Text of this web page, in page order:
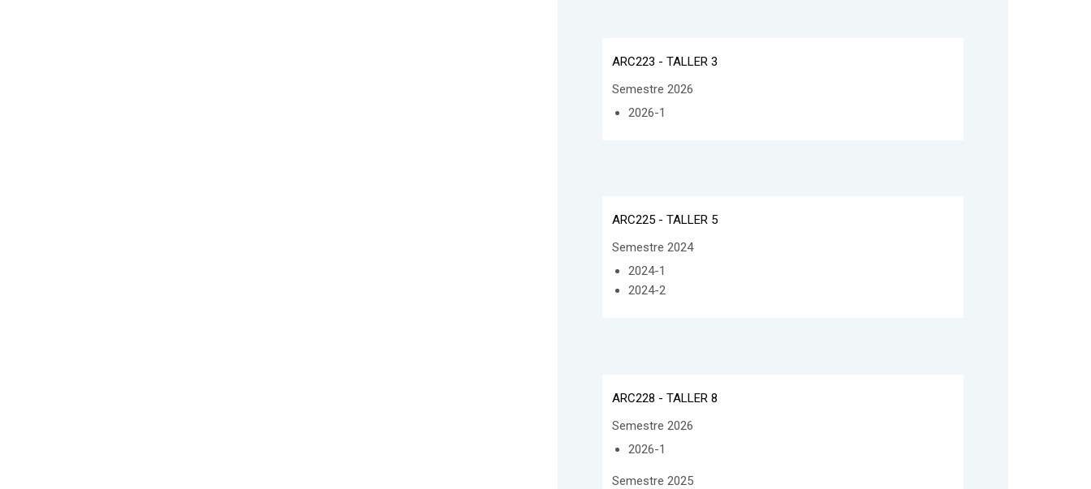
ARC223 - TALLER 3
Semestre 2026
2026-1
ARC225 - TALLER 5
Semestre 2024
2024-1
2024-2
ARC228 - TALLER 8
Semestre 2026
2026-1
Semestre 2025